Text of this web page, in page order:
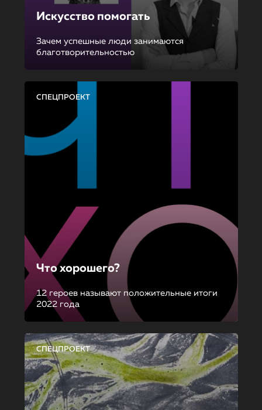
Искусство помогать
Зачем успешные люди занимаются
благотворительностью
СПЕЦПРОЕКТ
Что хорошего?
12 героев называют положительные итоги
2022 года
СПЕЦПРОЕКТ